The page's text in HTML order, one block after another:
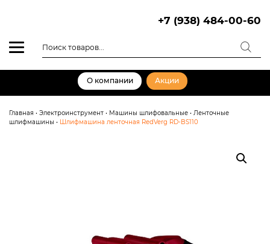
+7 (938) 484-00-60
товаров
О компании Акции
Главная • Электроинструмент • Машины шлифовальные • Ленточные
шлифмашины • Шлифмашина ленточная RedVerg RD-BS110